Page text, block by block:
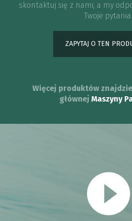
skontaktuj się z nami, a my
Twoje pytania.
ZAPYTAJ O TEN
Więcej produktów
głównej Maszyny